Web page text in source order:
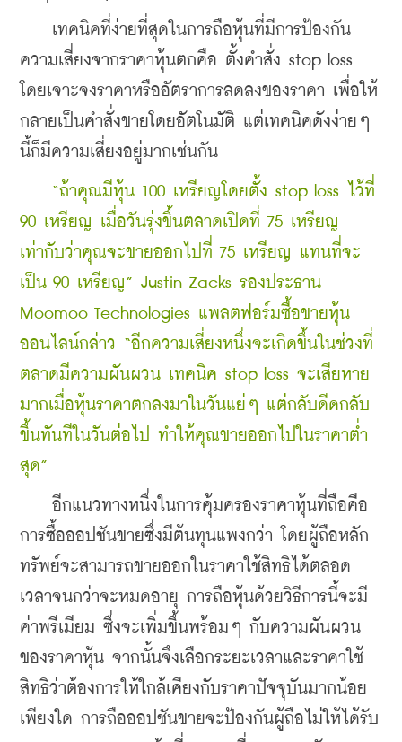
เทคนิคที่ง่ายที่สุดในการถือหุ้นที่มีการป้องกัน
ความเสี่ยงจากราคาหุ้นตกคือ ตั้งคำสั่ง stop loss
โดยเจาะจงราคาหรืออัตราการลดลงของราคา เพื่อให้
กลายเป็นคำสั่งขายโดยอัตโนมัติ แต่เทคนิคดังง่ายๆ
นี้ก็มีความเสี่ยงอยู่มากเช่นกัน
“ถ้าคุณมีหุ้น 100 เหรียญโดยตั้ง stop loss ไว้ที่
90 เหรียญ เมื่อวันรุ่งขึ้นตลาดเปิดที่ 75 เหรียญ
เท่ากับว่าคุณจะขายออกไปที่ 75 เหรียญ แทนที่จะ
เป็น 90 เหรียญ” Justin Zacks รองประธาน
Moomoo Technologies แพลตฟอร์มซื้อขายหุ้น
ออนไลน์กล่าว “อีกความเสี่ยงหนึ่งจะเกิดขึ้นในช่วงที่
ตลาดมีความผันผวน เทคนิค stop loss จะเสียหาย
มากเมื่อหุ้นราคาตกลงมาในวันแย่ๆ แต่กลับดีดกลับ
ขึ้นทันทีในวันต่อไป ทำให้คุณขายออกไปในราคาต่ำ
สุด”
อีกแนวทางหนึ่งในการคุ้มครองราคาหุ้นที่ถือคือ
การซื้อออปชันขายซึ่งมีต้นทุนแพงกว่า โดยผู้ถือหลัก
ทรัพย์จะสามารถขายออกในราคาใช้สิทธิได้ตลอด
เวลาจนกว่าจะหมดอายุ การถือหุ้นด้วยวิธีการนี้จะมี
ค่าพรีเมียม ซึ่งจะเพิ่มขึ้นพร้อมๆ กับความผันผวน
ของราคาหุ้น จากนั้นจึงเลือกระยะเวลาและราคาใช้
สิทธิว่าต้องการให้ใกล้เคียงกับราคาปัจจุบันมากน้อย
เพียงใด การถือออปชันขายจะป้องกันผู้ถือไม่ให้ได้รับ